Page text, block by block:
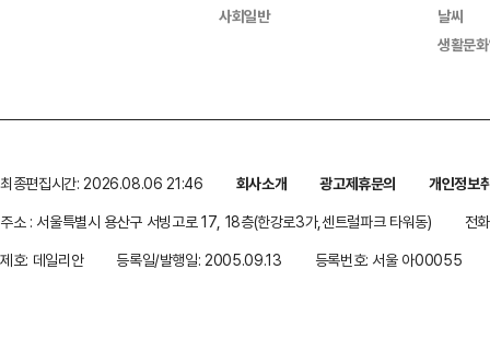
사회일반
날씨
생활문
최종편집시간: 2026.08.06 21:46 회사소개 광고제휴문의
개인정보
주소 : 서울특별시 용산구 서빙고로 17, 18층(한강로3가,센트럴파크 타워동)
전
제호: 데일리안
등록일/발행일: 2005.09.13 등록번호: 서울 아00055